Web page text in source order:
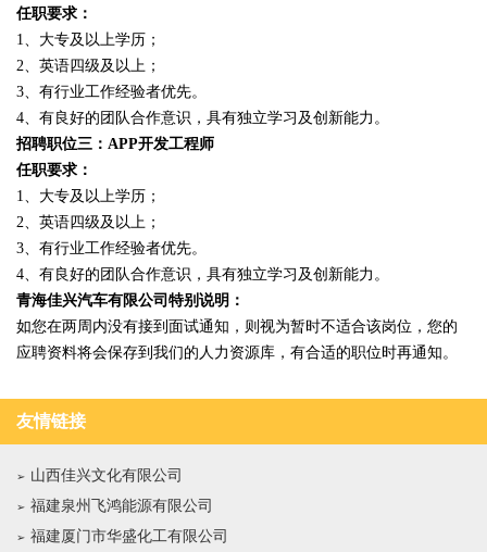
任职要求：
1、大专及以上学历；
2、英语四级及以上；
3、有行业工作经验者优先。
4、有良好的团队合作意识，具有独立学习及创新能力。
招聘职位三：APP开发工程师
任职要求：
1、大专及以上学历；
2、英语四级及以上；
3、有行业工作经验者优先。
4、有良好的团队合作意识，具有独立学习及创新能力。
青海佳兴汽车有限公司特别说明：
如您在两周内没有接到面试通知，则视为暂时不适合该岗位，您的
应聘资料将会保存到我们的人力资源库，有合适的职位时再通知。
友情链接
山西佳兴文化有限公司
福建泉州飞鸿能源有限公司
福建厦门市华盛化工有限公司